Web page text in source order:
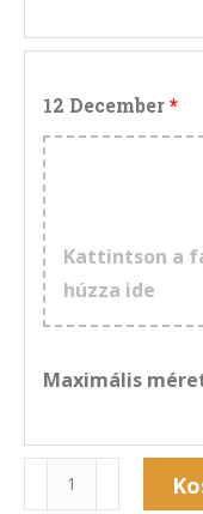
12 December
Kattintson a
húzza ide
Maximális
Naptár
12F-